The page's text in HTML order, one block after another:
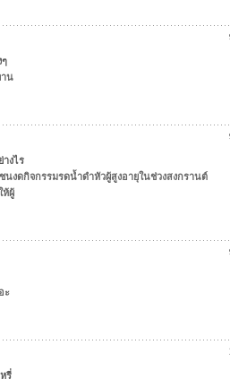
น
างไร
งดกิจกรรมรดน้ำดำหัวผู้สูงอายุในช่วงสงกรานต์
ห้ผู้
ะ
รี่